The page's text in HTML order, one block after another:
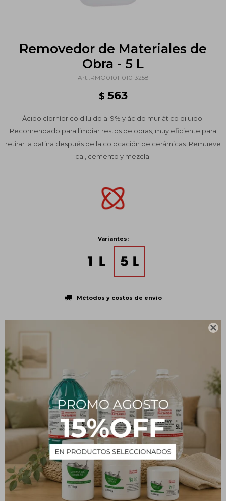

Removedor de Materiales de
Obra - 5 L
RMO0101-01013258
$ 563
Ácido clorhídrico diluido al 9% y ácido muriático diluido.
Recomendado para limpiar restos de obras, muy eficiente para
retirar la patina después de la colocación de cerámicas. Remueve
cal, cemento y mezcla.
Variantes:
Métodos y costos de envío
Insumos
Descripción
Modo de uso
Aplicar el producto puro sobre la superficie a remover, dejar